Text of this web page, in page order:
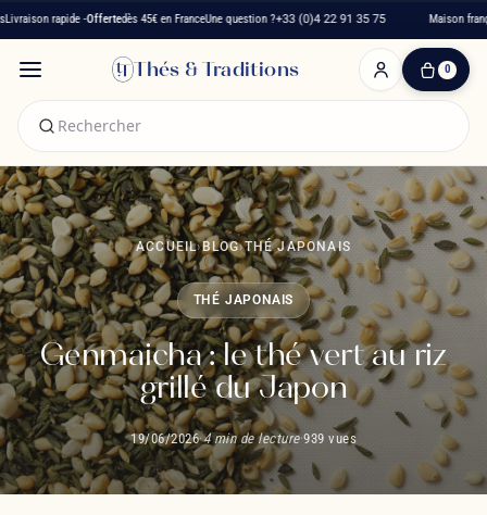
rapide -Offertedès 45€ en FranceUne question ?+33 (0)4 22 91 35 75 Maison française
Thés & Traditions 0
0
0,00 €
Mon
panier
ACCUEIL›BLOG›THÉ JAPONAIS
THÉ JAPONAIS
Genmaicha : le thé vert au riz
grillé du Japon
19/06/2026·4 min de lecture·939 vues